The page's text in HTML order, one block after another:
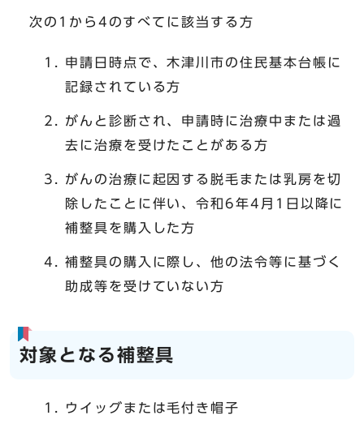
次の1から4のすべてに該当する方
申請日時点で、木津川市の住民基本台帳に
記録されている方
がんと診断され、申請時に治療中または過
去に治療を受けたことがある方
がんの治療に起因する脱毛または乳房を切
除したことに伴い、令和6年4月1日以降に
補整具を購入した方
補整具の購入に際し、他の法令等に基づく
助成等を受けていない方
対象となる補整具
ウイッグまたは毛付き帽子